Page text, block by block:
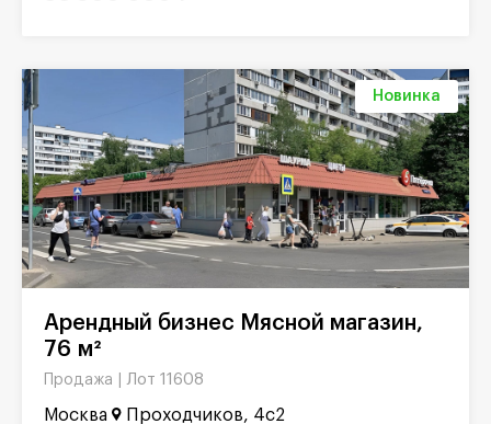
Новинка
Арендный бизнес Мясной магазин,
76 м²
Продажа | Лот 11608
Москва Проходчиков, 4с2